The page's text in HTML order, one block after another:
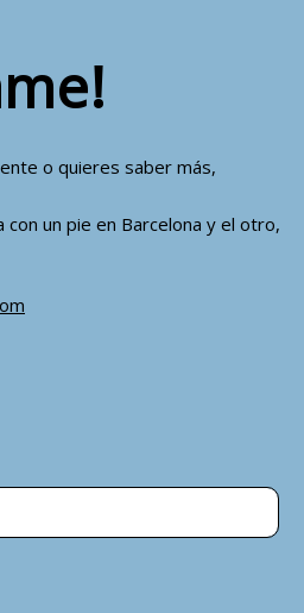
o quieres saber más,
un pie en Barcelona y el otro,